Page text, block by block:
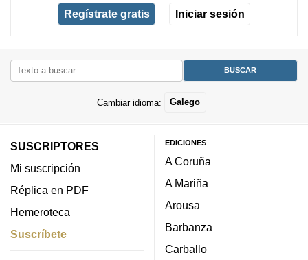
Regístrate gratis Iniciar sesión
Cambiar idioma: Galego
SUSCRIPTORES
Mi suscripción
Réplica en PDF
Hemeroteca
Suscríbete
EDICIONES
A Coruña
A Mariña
Arousa
Barbanza
Carballo